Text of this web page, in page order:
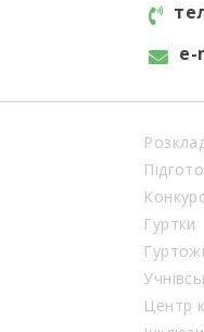
e-
Гуртки
Центр